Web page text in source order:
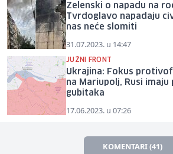
Zelenski o napadu na
Tvrdoglavo napadaju
nas neće slomiti
31.07.2023. u 14:47
JUŽNI FRONT
Ukrajina: Fokus
na Mariupolj, Rusi imaju
gubitaka
17.06.2023. u 07:26
KOMENTARI (41)